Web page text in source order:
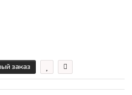
заказ